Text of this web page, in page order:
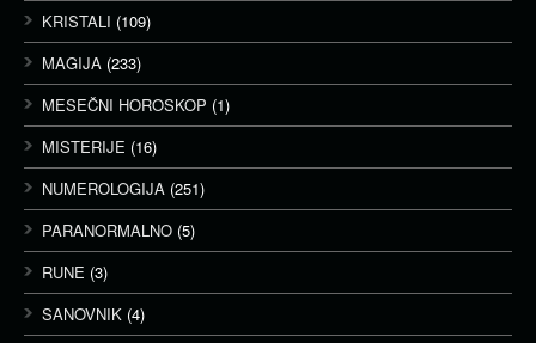
KRISTALI (109)
MAGIJA (233)
MESEČNI HOROSKOP (1)
MISTERIJE (16)
NUMEROLOGIJA (251)
PARANORMALNO (5)
RUNE (3)
SANOVNIK (4)